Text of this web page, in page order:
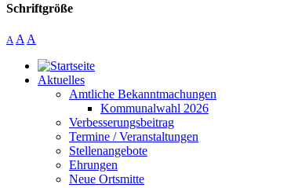
Schriftgröße
A A A
Aktuelles
Amtliche Bekanntmachungen
Kommunalwahl 2026
Verbesserungsbeitrag
Termine / Veranstaltungen
Stellenangebote
Ehrungen
Neue Ortsmitte